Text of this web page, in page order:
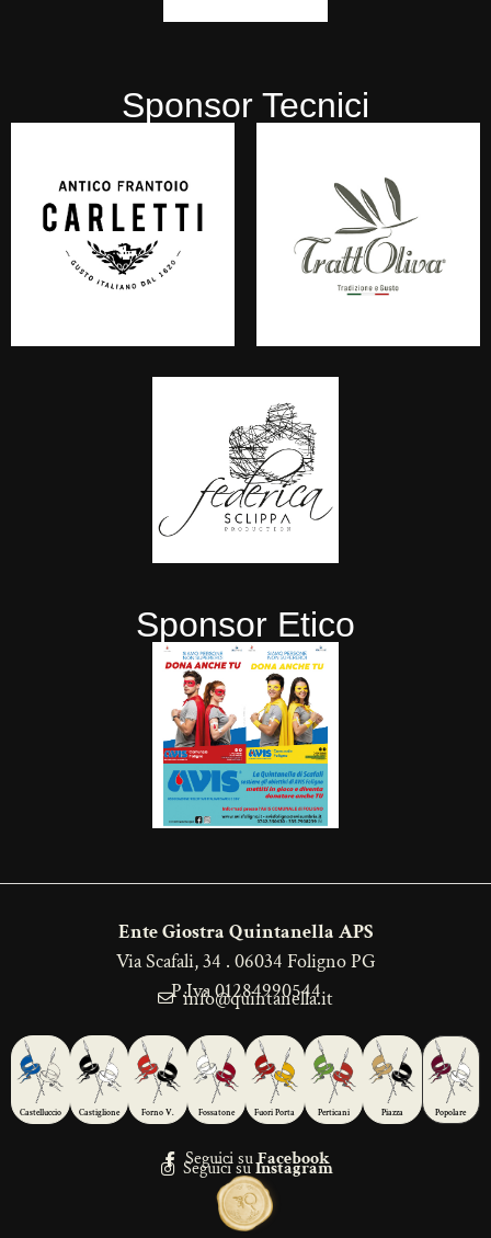
Sponsor Tecnici
Sponsor Etico
Ente Giostra Quintanella APS
Via Scafali, 34 . 06034 Foligno PG
P.Iva 01284990544
info@quintanella.it
Castelluccio Castiglione Forno V. Fossatone Fuori Porta Perticani Piazza Popolare
Seguici suFacebook
Seguici suInstagram